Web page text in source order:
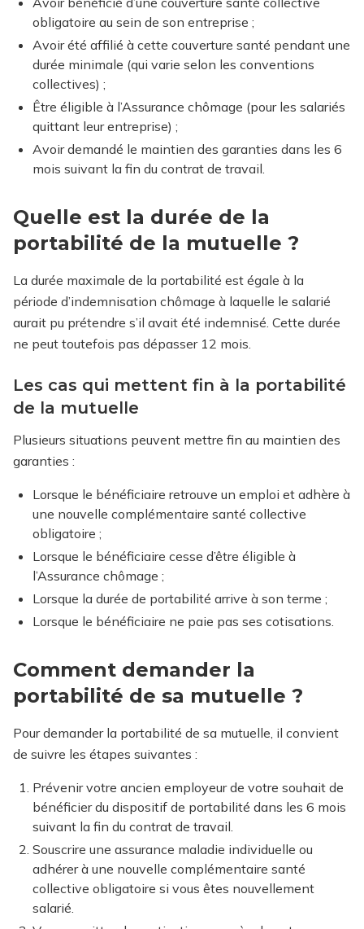
obligatoire au sein de son entreprise ;
Avoir été affilié à cette couverture santé pendant une
durée minimale (qui varie selon les conventions
collectives) ;
Être éligible à l’Assurance chômage (pour les salariés
quittant leur entreprise) ;
Avoir demandé le maintien des garanties dans les 6
mois suivant la fin du contrat de travail.
Quelle est la durée de la
portabilité de la mutuelle ?
La durée maximale de la portabilité est égale à la
période d’indemnisation chômage à laquelle le salarié
aurait pu prétendre s’il avait été indemnisé. Cette durée
ne peut toutefois pas dépasser 12 mois.
Les cas qui mettent fin à la portabilité
de la mutuelle
Plusieurs situations peuvent mettre fin au maintien des
garanties :
Lorsque le bénéficiaire retrouve un emploi et adhère à
une nouvelle complémentaire santé collective
obligatoire ;
Lorsque le bénéficiaire cesse d’être éligible à
l’Assurance chômage ;
Lorsque la durée de portabilité arrive à son terme ;
Lorsque le bénéficiaire ne paie pas ses cotisations.
Comment demander la
portabilité de sa mutuelle ?
Pour demander la portabilité de sa mutuelle, il convient
de suivre les étapes suivantes :
Prévenir votre ancien employeur de votre souhait de
bénéficier du dispositif de portabilité dans les 6 mois
suivant la fin du contrat de travail.
Souscrire une assurance maladie individuelle ou
adhérer à une nouvelle complémentaire santé
collective obligatoire si vous êtes nouvellement
salarié.